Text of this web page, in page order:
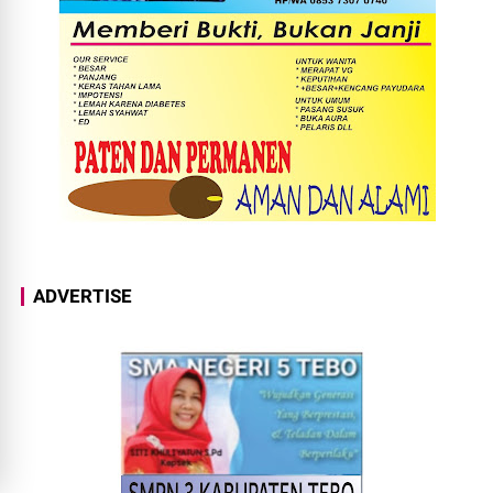
ADVERTISE